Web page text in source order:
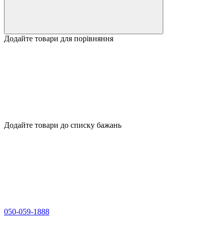
Додайте товари для порівняння
Додайте товари до списку бажань
050-059-1888